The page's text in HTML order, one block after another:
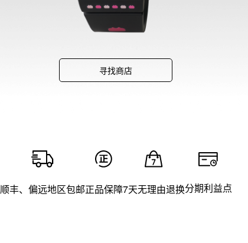
寻找商店
顺丰、偏远地区包邮正品保障7天无理由退换分期利益点